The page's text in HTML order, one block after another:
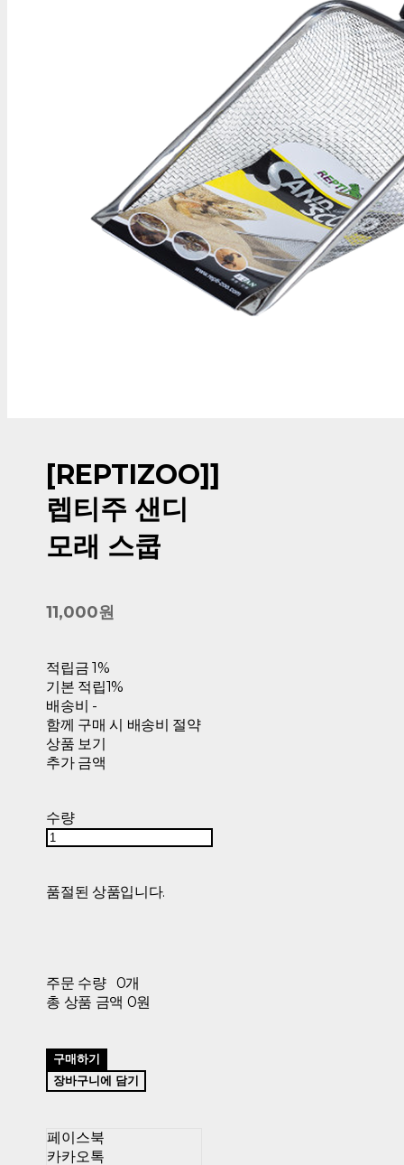
[REPTIZOO]]
렙티주 샌디
모래 스쿱
11,000원
적립금 1%
기본 적립1%
배송비 -
함께 구매 시 배송비 절약
상품 보기
추가 금액
수량
품절된 상품입니다.
주문 수량
0개
총 상품 금액 0원
구매하기
장바구니에 담기
페이스북
카카오톡